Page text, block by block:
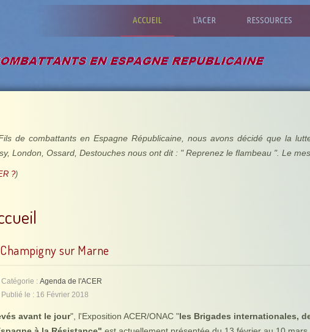
ACCUEIL L'ACER RESSOURCES
de combattants en Espagne Républicaine, nous avons décidé que la
London, Ossard, Destouches nous ont dit : " Reprenez le flambeau ". Le
?)
sur Marne
Catégorie : Agenda de l'ACER
Publié le : 16 Février 2018
avant le jour", l'Exposition ACER/ONAC " les Brigades internationales,